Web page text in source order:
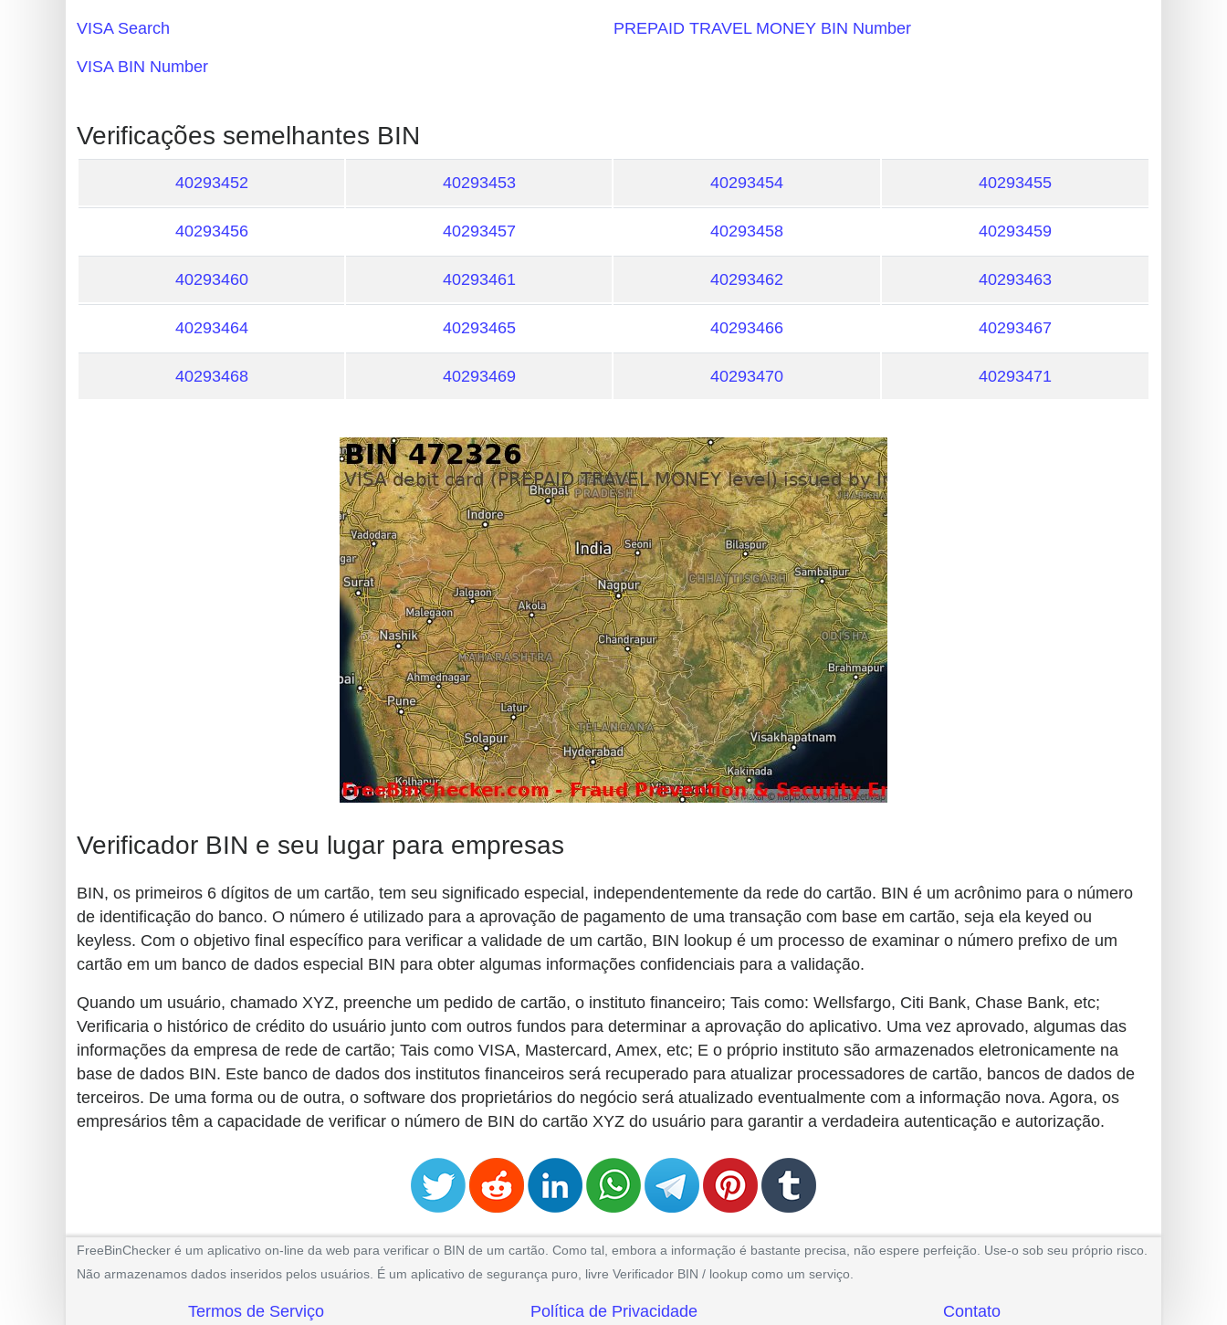
My
Address
IP
Lookup
BIN
VISA Search
VISA BIN Number
PREPAID TRAVEL MONEY BIN Number
Verificações semelhantes BIN
40293452 40293453 40293454 40293455
40293456 40293457 40293458 40293459
40293460 40293461 40293462 40293463
40293464 40293465 40293466 40293467
40293468 40293469 40293470 40293471
Verificador BIN e seu lugar para empresas
BIN, os primeiros 6 dígitos de um cartão, tem seu significado especial, independentemente da rede do cartão. BIN é um acrônimo para o número
de identificação do banco. O número é utilizado para a aprovação de pagamento de uma transação com base em cartão, seja ela keyed ou
keyless. Com o objetivo final específico para verificar a validade de um cartão, BIN lookup é um processo de examinar o número prefixo de um
cartão em um banco de dados especial BIN para obter algumas informações confidenciais para a validação.
Quando um usuário, chamado XYZ, preenche um pedido de cartão, o instituto financeiro; Tais como: Wellsfargo, Citi Bank, Chase Bank, etc;
Verificaria o histórico de crédito do usuário junto com outros fundos para determinar a aprovação do aplicativo. Uma vez aprovado, algumas das
informações da empresa de rede de cartão; Tais como VISA, Mastercard, Amex, etc; E o próprio instituto são armazenados eletronicamente na
base de dados BIN. Este banco de dados dos institutos financeiros será recuperado para atualizar processadores de cartão, bancos de dados de
terceiros. De uma forma ou de outra, o software dos proprietários do negócio será atualizado eventualmente com a informação nova. Agora, os
empresários têm a capacidade de verificar o número de BIN do cartão XYZ do usuário para garantir a verdadeira autenticação e autorização.
FreeBinChecker é um aplicativo on-line da web para verificar o BIN de um cartão. Como tal, embora a informação é bastante precisa, não espere perfeição. Use-o sob seu próprio risco.
Não armazenamos dados inseridos pelos usuários. É um aplicativo de segurança puro, livre Verificador BIN / lookup como um serviço.
Termos de Serviço Política de Privacidade Contato